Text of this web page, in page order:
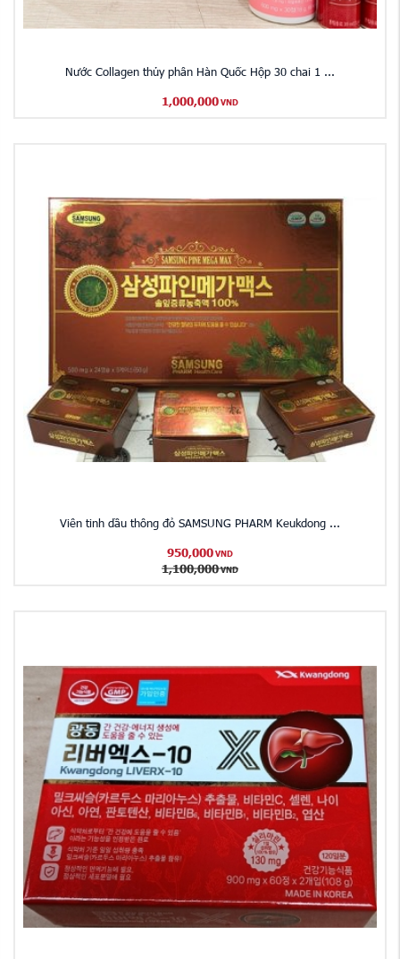
Nước Collagen thủy phân Hàn Quốc Hộp 30 chai 1 ...
1,000,000 VND
Viên tinh dầu thông đỏ SAMSUNG PHARM Keukdong ...
950,000 VND
1,100,000 VND